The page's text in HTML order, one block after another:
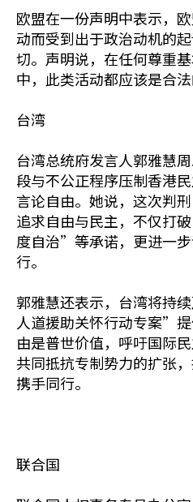
欧盟在一份声明中表示，
动而受到出于政治动机的
切。声明说，在任何尊重
中，此类活动都应该是合法
台湾
台湾总统府发言人郭雅慧
段与不公正程序压制香港
言论自由。她说，这次判
追求自由与民主，不仅
度自治”等承诺，更进一
行。
郭雅慧还表示，台湾将持
人道援助关怀行动专案”
由是普世价值，呼吁国际
共同抵抗专制势力的扩张
携手同行。
联合国